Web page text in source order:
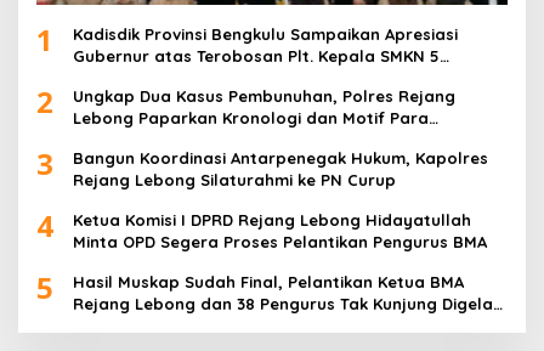
1
Kadisdik Provinsi Bengkulu Sampaikan Apresiasi
Gubernur atas Terobosan Plt. Kepala SMKN 5
2
Ungkap Dua Kasus Pembunuhan, Polres Rejang
Lebong Paparkan Kronologi dan Motif Para
3
Bangun Koordinasi Antarpenegak Hukum, Kapolres
Rejang Lebong Silaturahmi ke PN Curup
4
Ketua Komisi I DPRD Rejang Lebong Hidayatullah
Minta OPD Segera Proses Pelantikan Pengurus BMA
5
Hasil Muskap Sudah Final, Pelantikan Ketua BMA
Rejang Lebong dan 38 Pengurus Tak Kunjung Digelar,